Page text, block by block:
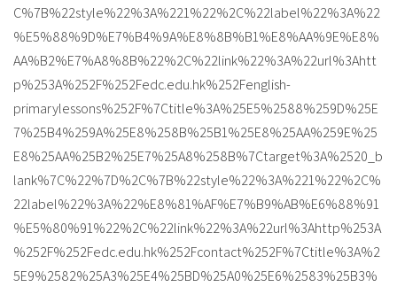
C%7B%22style%22%3A%221%22%2C%22label%22%3A%22
%E5%88%9D%E7%B4%9A%E8%8B%B1%E8%AA%9E%E8%
AA%B2%E7%A8%8B%22%2C%22link%22%3A%22url%3Ahtt
p%253A%252F%252Fedc.edu.hk%252Fenglish-
primarylessons%252F%7Ctitle%3A%25E5%2588%259D%25E
7%25B4%259A%25E8%258B%25B1%25E8%25AA%259E%25
E8%25AA%25B2%25E7%25A8%258B%7Ctarget%3A%2520_b
lank%7C%22%7D%2C%7B%22style%22%3A%221%22%2C%
22label%22%3A%22%E8%81%AF%E7%B9%AB%E6%88%91
%E5%80%91%22%2C%22link%22%3A%22url%3Ahttp%253A
%252F%252Fedc.edu.hk%252Fcontact%252F%7Ctitle%3A%2
5E9%2582%25A3%25E4%25BD%25A0%25E6%2583%25B3%